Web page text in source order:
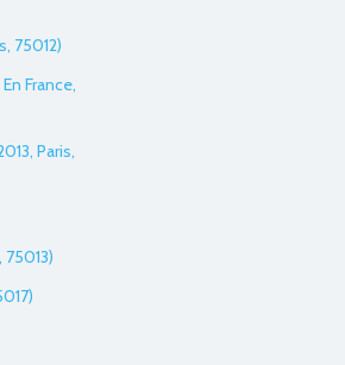
75012)
France,
Paris,